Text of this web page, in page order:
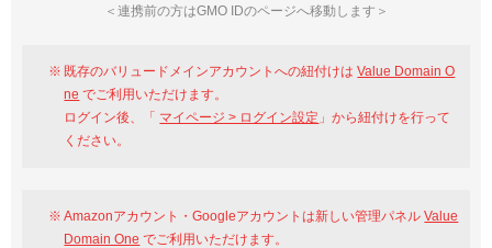
＜連携前の方はGMO IDのページへ移動します＞
既存のバリュードメインアカウントへの紐付けはValue Domain O
ne でご利用いただけます。
ログイン後、「 マイページ > ログイン設定 」から紐付けを行って
ください。
Amazonアカウント・Googleアカウントは新しい管理パネルValue
Domain One でご利用いただけます。